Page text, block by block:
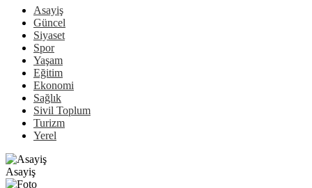
Asayiş
Güncel
Siyaset
Spor
Yaşam
Eğitim
Ekonomi
Sağlık
Sivil Toplum
Turizm
Yerel
Asayiş